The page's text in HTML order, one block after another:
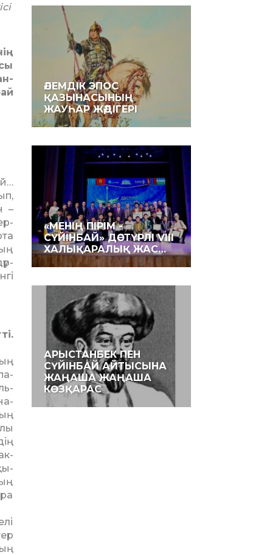
–
ӘЛЕМДІК ЭПОС
ҚАЗЫНАСЫНЫҢ
ЖАУҺАР ЖӘДІГЕРІ
«МЕНІҢ ПІРІМ -
СҮЙІНБАЙ» ДӘСТҮРЛІ VIII
ХАЛЫҚАРАЛЫҚ ЖАС…
АРЫСТАНБЕК ПЕН
СҮЙІНБАЙ АЙТЫСЫНА
ЖАҢАША ЖАҢАША
КӨЗҚАРАС